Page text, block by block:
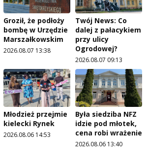
Groził, że podłoży
bombę w Urzędzie
Marszałkowskim
2026.08.07 13:38
Twój News: Co
dalej z pałacykiem
przy ulicy
Ogrodowej?
2026.08.07 09:13
Młodzież przejmie
kielecki Rynek
2026.08.06 14:53
Była siedziba NFZ
idzie pod młotek,
cena robi wrażenie
2026.08.06 13:40